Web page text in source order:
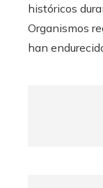
históricos
Organismos
han endurecido